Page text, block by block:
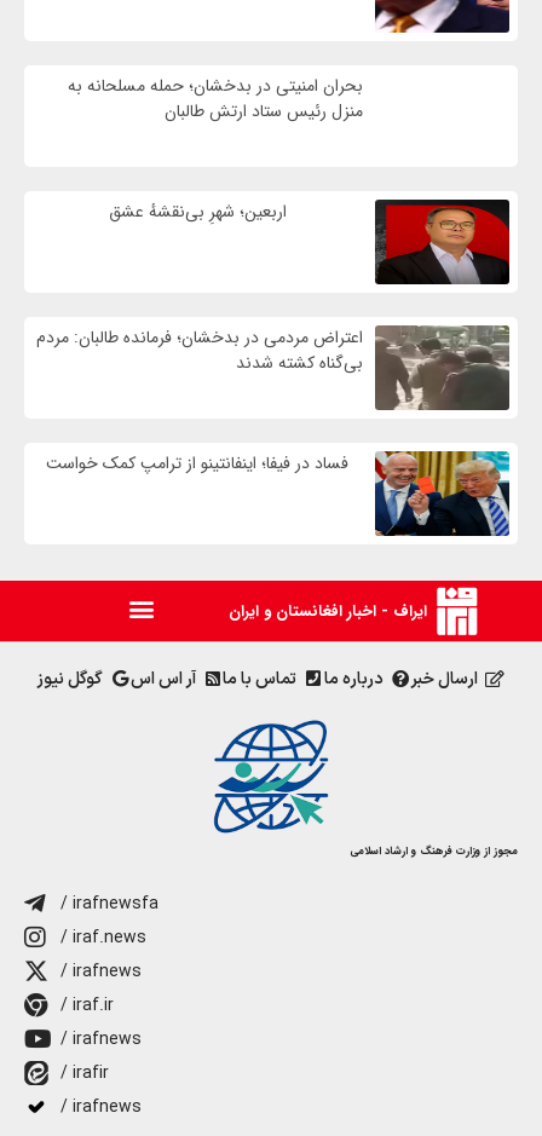
بحران امنیتی در بدخشان؛ حمله مسلحانه به
منزل رئیس ستاد ارتش طالبان
اربعین؛ شهرِ بی‌نقشهٔ عشق
اعتراض مردمی در بدخشان؛ فرمانده طالبان: مردم
بی‌گناه کشته شدند
فساد در فیفا؛ اینفانتینو از ترامپ کمک خواست
ایراف - اخبار افغانستان و ایران
ارسال خبر درباره ما تماس با ما آر اس اس گوگل نیوز
مجوز از وزارت فرهنگ و ارشاد اسلامی
/ irafnewsfa
/ iraf.news
/ irafnews
/ iraf.ir
/ irafnews
/ irafir
/ irafnews